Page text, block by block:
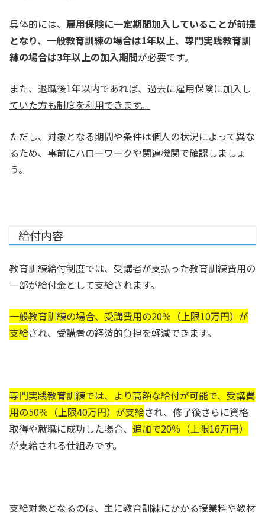
具体的には、 雇用保険に一定期間加入していることが前提
となり、一般教育訓練の場合は1年以上、専門実践教育訓
練の場合は3年以上の加入期間が必要です。
また、 退職後1年以内であれば、過去に雇用保険に加入し
ていた方も制度を利用できます。
ただし、対象となる期間や条件は個人の状況によって異な
るため、事前にハローワークや関連機関で確認しましょ
う。
給付内容
教育訓練給付制度では、受講者が支払った教育訓練費用の
一部が給付金として支給されます。
一般教育訓練の場合、受講費用の20％（上限10万円）が
支給され、受講者の経済的負担を軽減できます。
専門実践教育訓練では、より高額な給付が可能で、 受講費
用の50％（上限40万円）が支給され、修了後さらに資格
取得や就職に成功した場合、 追加で20％（上限16万円）
が支給される仕組みです。
支給対象となるのは、主に教育訓練にかかる授業料や教材